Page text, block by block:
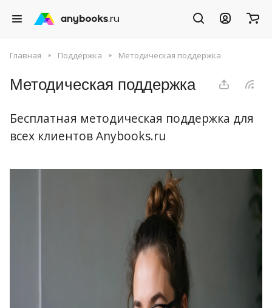
Главная Поддержка Методическая поддержка
Методическая поддержка
Бесплатная методическая поддержка для
всех клиентов Anybooks.ru